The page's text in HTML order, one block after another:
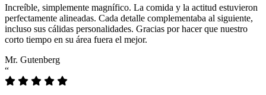
Increíble, simplemente magnífico. La comida y la actitud estuvieron
perfectamente alineadas. Cada detalle complementaba al siguiente,
incluso sus cálidas personalidades. Gracias por hacer que nuestro
corto tiempo en su área fuera el mejor.
Mr. Gutenberg
“